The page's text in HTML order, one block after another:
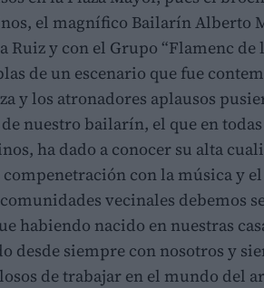
el magnífico Bailarín Alberto
Ruiz y con el Grupo “Flamenc de
de un escenario que fue
y los atronadores aplausos
nuestro bailarín, el que en
ha dado a conocer su alta
con la música y
vecinales debemos
habiendo nacido en nuestras
desde siempre con nosotros y
de trabajar en el mundo del